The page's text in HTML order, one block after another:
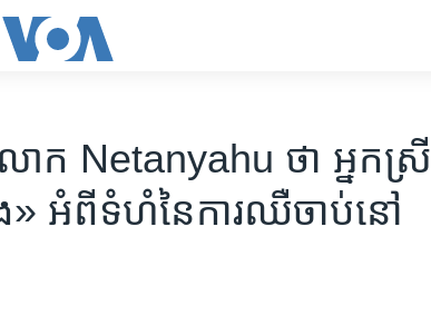
ោក Netanyahu ថា អ្នកស្រី​
ាំង» អំពី​ទំហំ​នៃ​ការ​ឈឺចាប់​នៅ​